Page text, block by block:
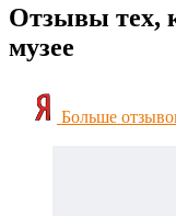
Отзывы тех,
музее
Больше